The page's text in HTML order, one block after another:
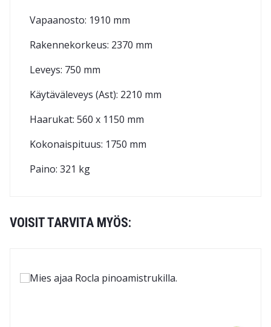
Vapaanosto: 1910 mm
Rakennekorkeus: 2370 mm
Leveys: 750 mm
Käytäväleveys (Ast): 2210 mm
Haarukat: 560 x 1150 mm
Kokonaispituus: 1750 mm
Paino: 321 kg
VOISIT TARVITA MYÖS: